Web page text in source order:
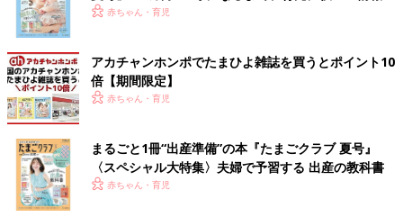
子どものそばにいるのはママ・パパ。子どもの命を
守るために心肺蘇生法を学んで
2023年1月総務省が発表した「令和4年版 救急・救助の現況」
によると、2021年中の救急車の現場到着所要時間は全国平均で
約9.4分。その間、何もしなければ救える命も救えない可能性が
高まります。
――今回の事故を目撃したえびさんは、とっさの判断で心肺蘇生
いっぱい！
赤ちゃん・育児
アカチャンホンポでたまひよ雑誌を買うとポイント10
倍【期間限定】
赤ちゃん・育児
まるごと1冊“出産準備”の本『たまごクラブ 夏号』
〈スペシャル大特集〉夫婦で予習する 出産の教科書
赤ちゃん・育児